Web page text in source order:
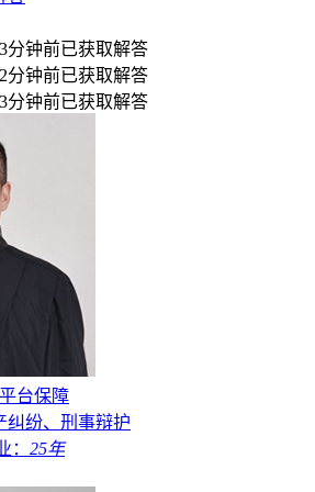
分钟前已获取解答
分钟前已获取解答
分钟前已获取解答
平台保障
纠纷、刑事辩护
： 25年